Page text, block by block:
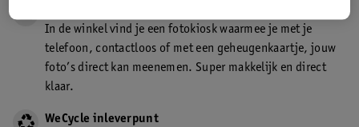
In de winkel vind je een fotokiosk waarmee je met je
telefoon, contactloos of met een geheugenkaartje, jouw
foto’s direct kan meenemen. Super makkelijk en direct
klaar.
WeCycle inleverpunt